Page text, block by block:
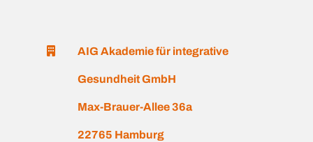
AIG Akademie für integrative
Gesundheit GmbH
Max-Brauer-Allee 36a
22765 Hamburg